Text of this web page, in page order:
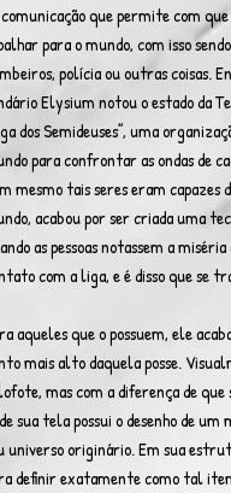
que permite com
para o mundo, com isso
polícia ou outras coisas.
Elysium notou o estado da
dos Semideuses”, uma
para confrontar as ondas de
mesmo tais seres eram
acabou por ser criada uma
as pessoas notassem a
com a liga, e é disso que se
aqueles que o possuem, ele
mais alto daquela posse.
mas com a diferença de que
sua tela possui o desenho de
universo originário. Em sua
definir exatamente como tal